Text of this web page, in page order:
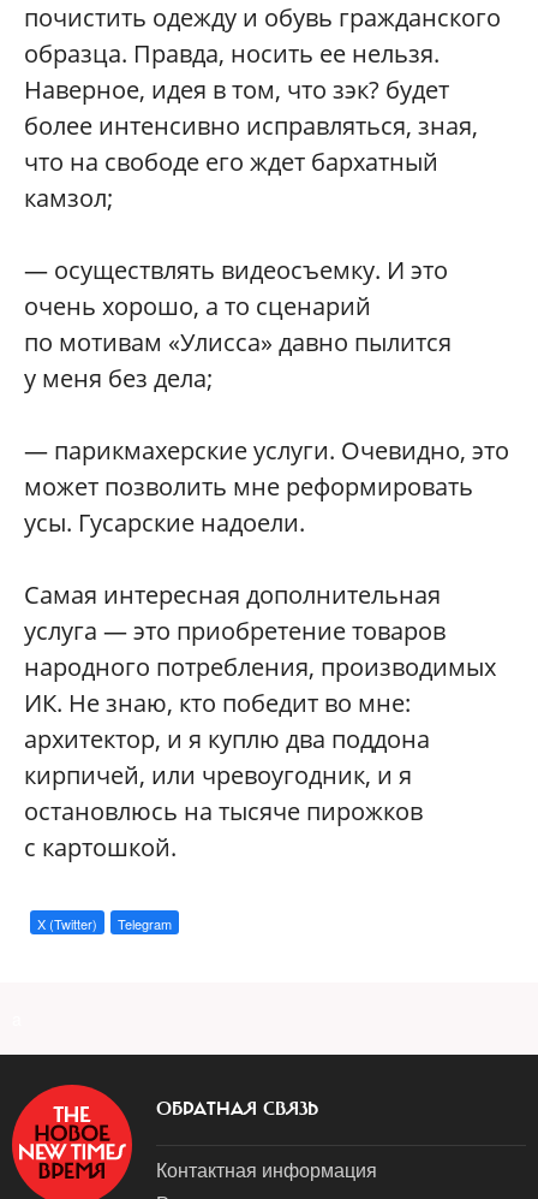
почистить одежду и обувь гражданского
образца. Правда, носить ее нельзя.
Наверное, идея в том, что зэк? будет
более интенсивно исправляться, зная,
что на свободе его ждет бархатный
камзол;
— осуществлять видеосъемку. И это
очень хорошо, а то сценарий
по мотивам «Улисса» давно пылится
у меня без дела;
— парикмахерские услуги. Очевидно, это
может позволить мне реформировать
усы. Гусарские надоели.
Самая интересная дополнительная
услуга — это приобретение товаров
народного потребления, производимых
ИК. Не знаю, кто победит во мне:
архитектор, и я куплю два поддона
кирпичей, или чревоугодник, и я
остановлюсь на тысяче пирожков
с картошкой.
X (Twitter) Telegram
ОБРАТНАЯ СВЯЗЬ
Контактная информация